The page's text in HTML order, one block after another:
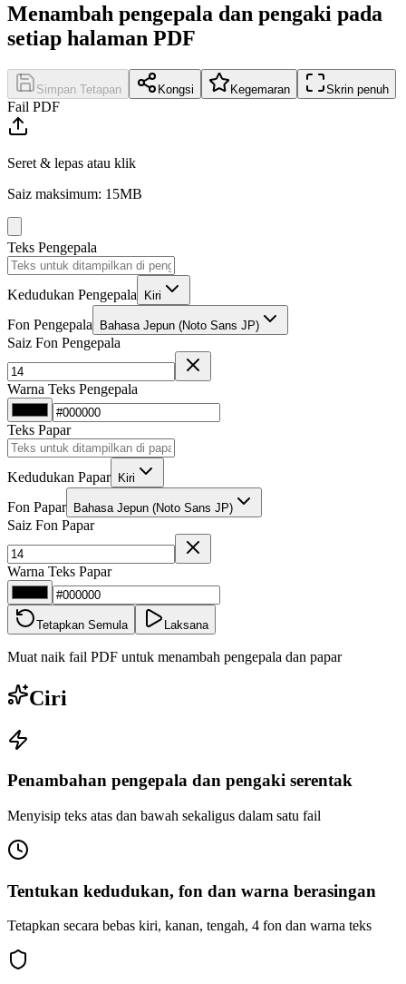
Menambah pengepala dan pengaki pada
setiap halaman PDF
Simpan Tetapan Kongsi Kegemaran Skrin penuh
Fail PDF
Seret & lepas atau klik
Saiz maksimum: 15MB
Teks Pengepala
Kedudukan Pengepala Kiri
Fon Pengepala Bahasa Jepun (Noto Sans JP)
Saiz Fon Pengepala
Warna Teks Pengepala
Teks Papar
Kedudukan Papar Kiri
Fon Papar Bahasa Jepun (Noto Sans JP)
Saiz Fon Papar
Warna Teks Papar
Tetapkan Semula Laksana
Muat naik fail PDF untuk menambah pengepala dan papar
Ciri
Penambahan pengepala dan pengaki serentak
Menyisip teks atas dan bawah sekaligus dalam satu fail
Tentukan kedudukan, fon dan warna berasingan
Tetapkan secara bebas kiri, kanan, tengah, 4 fon dan warna teks